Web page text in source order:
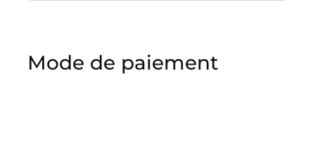
Mode de paiement